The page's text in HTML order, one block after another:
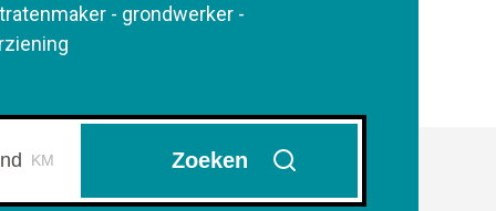
- grondwerker -
KM Zoeken